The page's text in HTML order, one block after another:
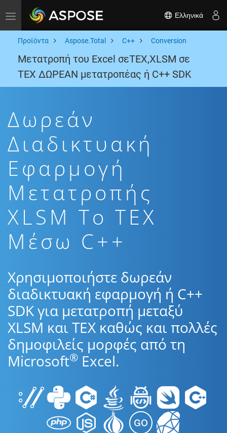
Toggle navigation Ελληνικά
Προϊόντα Aspose.Total C++ Conversion
Μετατροπή του Excel σεTEX,XLSM σε
TEX ΔΩΡΕΑΝ μετατροπέας ή C++ SDK
Δωρεάν
Διαδικτυακή
Εφαρμογή
Μετατροπής
XLSM To TEX
Μέσω C++
Χρησιμοποιήστε δωρεάν
διαδικτυακή εφαρμογή ή C++
SDK για μετατροπή μεταξύ
XLSM και TEX καθώς και πολλές
δημοφιλείς μορφές από τη
Microsoft® Excel.